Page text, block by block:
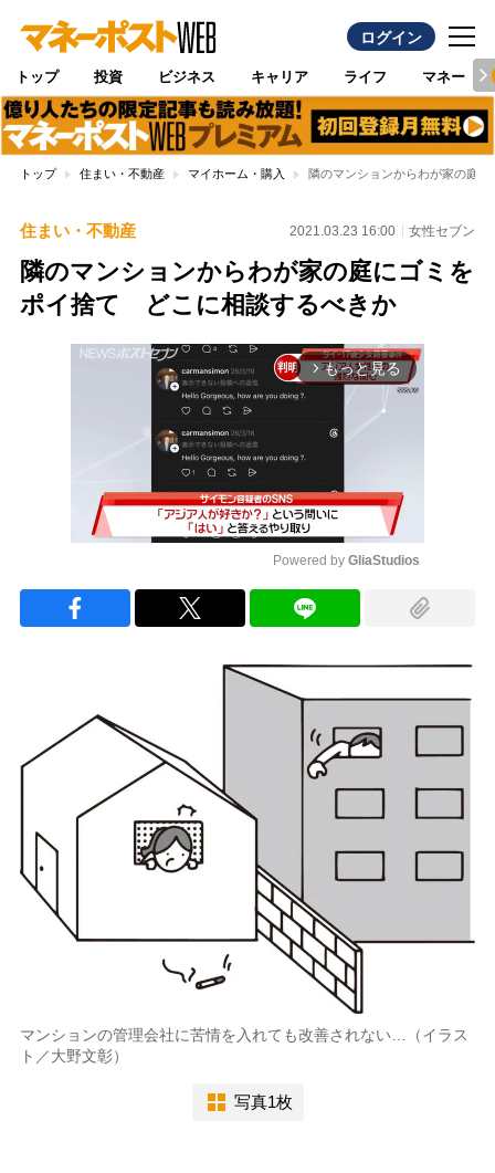
ログイン
トップ 投資 ビジネス キャリア ライフ マネー
トップ 住まい・不動産 マイホーム・購入 隣のマンションからわが家の庭
住まい・不動産 2021.03.23 16:00 女性セブン
隣のマンションからわが家の庭にゴミを
ポイ捨て どこに相談するべきか
arrow_forward_ios もっと見る
Powered by GliaStudios
マンションの管理会社に苦情を入れても改善されない…（イラス
ト／大野文彰）
写真1枚